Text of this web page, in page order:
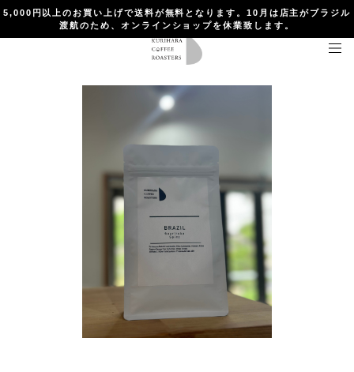
5,000円以上のお買い上げで送料が無料となります。10月は店主がブラジル
渡航のため、オンラインショップを休業致します。